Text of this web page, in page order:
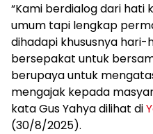
“Kami berdialog dari
umum tapi lengkap
dihadapi khususnya hari-
bersepakat untuk
berupaya untuk
mengajak kepada
kata Gus Yahya dilihat di
(30/8/2025).